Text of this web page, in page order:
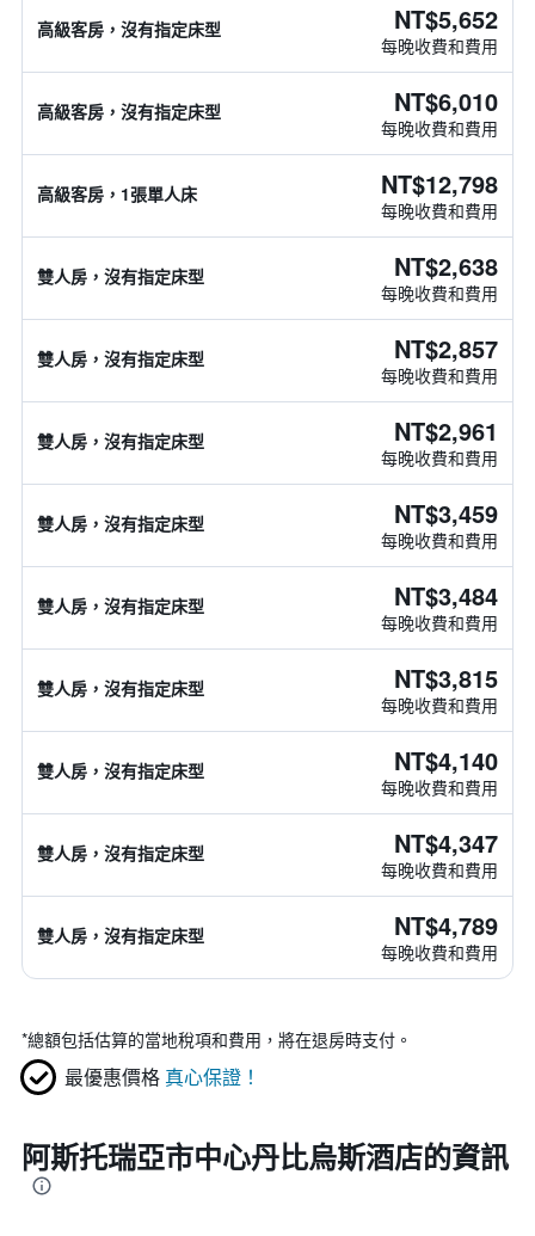
高級客房，沒有指定床型 NT$5,652
每晚收費和費用
高級客房，沒有指定床型 NT$6,010
每晚收費和費用
高級客房，1張單人床 NT$12,798
每晚收費和費用
雙人房，沒有指定床型 NT$2,638
每晚收費和費用
雙人房，沒有指定床型 NT$2,857
每晚收費和費用
雙人房，沒有指定床型 NT$2,961
每晚收費和費用
雙人房，沒有指定床型 NT$3,459
每晚收費和費用
雙人房，沒有指定床型 NT$3,484
每晚收費和費用
雙人房，沒有指定床型 NT$3,815
每晚收費和費用
雙人房，沒有指定床型 NT$4,140
每晚收費和費用
雙人房，沒有指定床型 NT$4,347
每晚收費和費用
雙人房，沒有指定床型 NT$4,789
每晚收費和費用
*總額包括估算的當地稅項和費用，將在退房時支付。
最優惠價格 真心保證！
阿斯托瑞亞市中心丹比烏斯酒店的資訊